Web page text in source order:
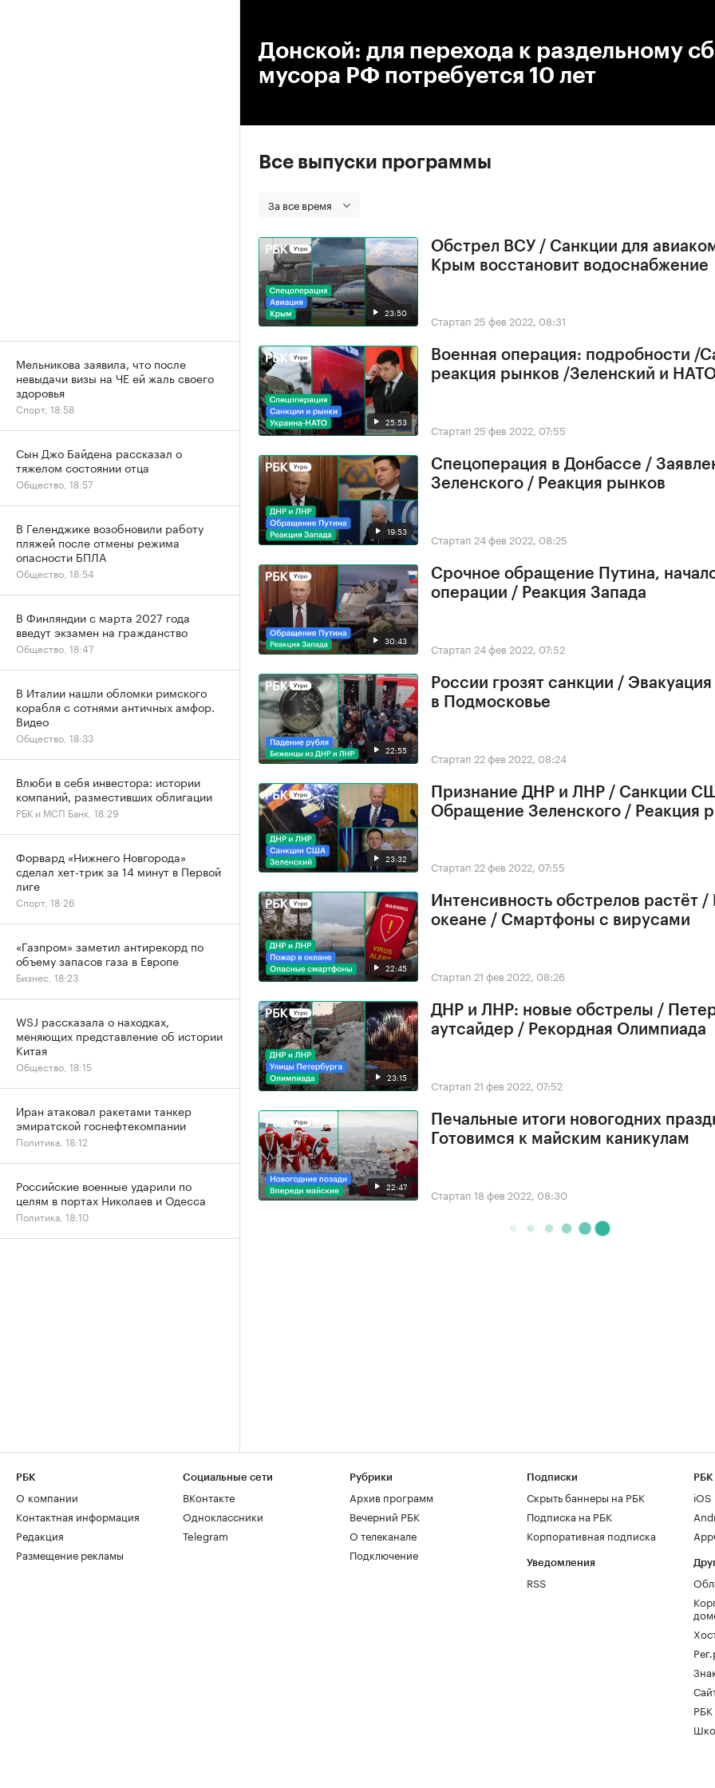
Донской: для перехода к раздельному
мусора РФ потребуется 10 лет
Все выпуски программы
За все время
23:50
Обстрел ВСУ / Санкции для
Крым восстановит водоснабжение
Стартап 25 фев 2022, 08:31
25:53
Военная операция: подробности /
реакция рынков /Зеленский и
Стартап 25 фев 2022, 07:55
19:53
Спецоперация в Донбассе /
Зеленского / Реакция рынков
Стартап 24 фев 2022, 08:25
30:43
Срочное обращение Путина,
операции / Реакция Запада
Стартап 24 фев 2022, 07:52
22:55
России грозят санкции /
в Подмосковье
Стартап 22 фев 2022, 08:24
23:32
Признание ДНР и ЛНР / Санкции
Обращение Зеленского / Реакция
Стартап 22 фев 2022, 07:55
22:45
Интенсивность обстрелов растёт
океане / Смартфоны с вирусами
Стартап 21 фев 2022, 08:26
23:15
ДНР и ЛНР: новые обстрелы /
аутсайдер / Рекордная Олимпиада
Стартап 21 фев 2022, 07:52
22:47
Печальные итоги новогодних
Готовимся к майским каникулам
Стартап 18 фев 2022, 08:30
Мельникова заявила, что после
невыдачи визы на ЧЕ ей жаль своего
здоровья
Спорт, 18:58
Сын Джо Байдена рассказал о
тяжелом состоянии отца
Общество, 18:57
В Геленджике возобновили работу
пляжей после отмены режима
опасности БПЛА
Общество, 18:54
В Финляндии с марта 2027 года
введут экзамен на гражданство
Общество, 18:47
В Италии нашли обломки римского
корабля с сотнями античных амфор.
Видео
Общество, 18:33
Влюби в себя инвестора: истории
компаний, разместивших облигации
РБК и МСП Банк, 18:29
Форвард «Нижнего Новгорода»
сделал хет-трик за 14 минут в Первой
лиге
Спорт, 18:26
«Газпром» заметил антирекорд по
объему запасов газа в Европе
Бизнес, 18:23
WSJ рассказала о находках,
меняющих представление об истории
Китая
Общество, 18:15
Иран атаковал ракетами танкер
эмиратской госнефтекомпании
Политика, 18:12
Российские военные ударили по
целям в портах Николаев и Одесса
Политика, 18:10
РБК
О компании
Контактная информация
Редакция
Размещение рекламы
Социальные сети
ВКонтакте
Одноклассники
Telegram
Рубрики
Архив программ
Вечерний РБК
О телеканале
Подключение
Подписки
Скрыть баннеры на РБК
Подписка на РБК
Корпоративная подписка
Уведомления
RSS
РБК
iOS